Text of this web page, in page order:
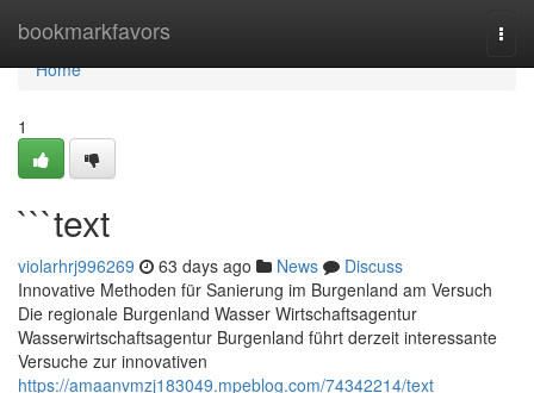
bookmarkfavors
Home
Home
1
```text
violarhrj996269 63 days ago News
Discuss
Innovative Methoden für Sanierung im Burgenland am Versuch
Die regionale Burgenland Wasser Wirtschaftsagentur
Wasserwirtschaftsagentur Burgenland führt derzeit interessante
Versuche zur innovativen
https://amaanvmzj183049.mpeblog.com/74342214/text